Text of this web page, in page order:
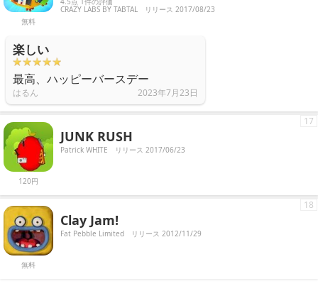
無料
CRAZY LABS BY TABTAL リリース 2017/08/23
楽しい
最高、ハッピーバースデー
はるん 2023年7月23日
120円
JUNK RUSH
Patrick WHITE リリース 2017/06/23
17
無料
Clay Jam!
Fat Pebble Limited リリース 2012/11/29
18